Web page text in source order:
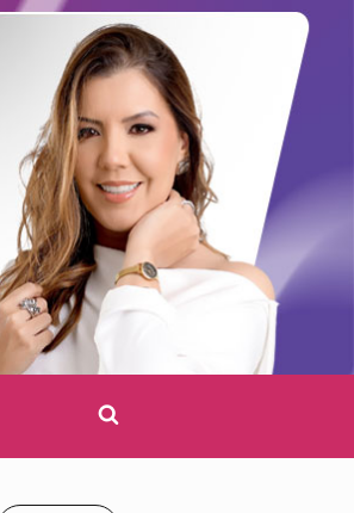
pesquisar